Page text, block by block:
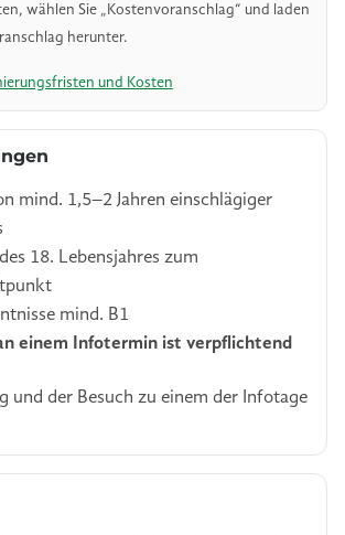
wählen Sie „Kostenvoranschlag“ und laden
herunter.
und Kosten
mind. 1,5–2 Jahren einschlägiger
18. Lebensjahres zum
mind. B1
einem Infotermin ist verpflichtend
und der Besuch zu einem der Infotage